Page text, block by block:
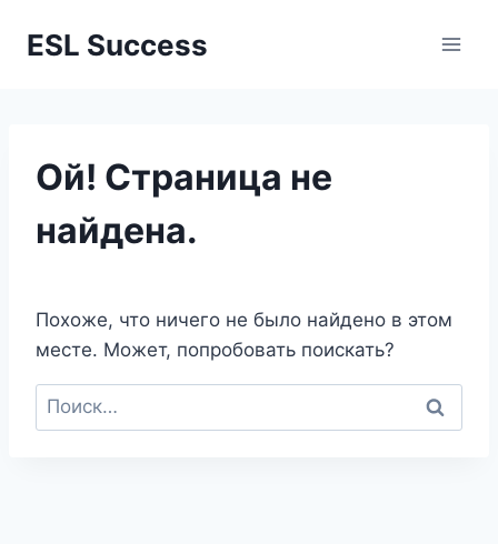
ESL Success
Ой! Страница не
найдена.
Похоже, что ничего не было найдено в этом
месте. Может, попробовать поискать?
Найти: